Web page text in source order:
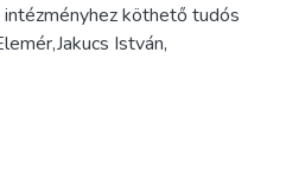
köthető tudós
István,